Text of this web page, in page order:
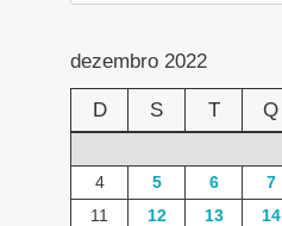
dezembro 2022
D S T Q
4
5 6 7
11
12 13 14